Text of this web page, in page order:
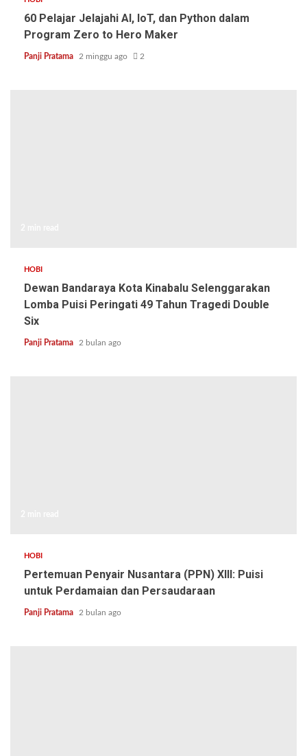
60 Pelajar Jelajahi AI, IoT, dan Python dalam
Program Zero to Hero Maker
Panji Pratama 2 minggu ago 2
HOBI
Dewan Bandaraya Kota Kinabalu Selenggarakan
Lomba Puisi Peringati 49 Tahun Tragedi Double
Six
Panji Pratama 2 bulan ago
HOBI
Pertemuan Penyair Nusantara (PPN) XIII: Puisi
untuk Perdamaian dan Persaudaraan
Panji Pratama 2 bulan ago